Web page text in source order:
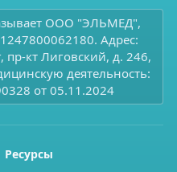
ООО "ЭЛЬМЕД",
Адрес:
пр-кт Лиговский, д. 246,
деятельность:
от 05.11.2024
Ресурсы